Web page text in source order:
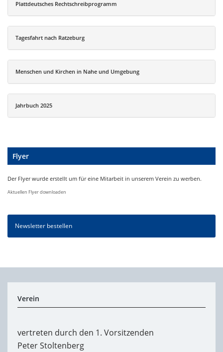
Plattdeutsches Rechtschreibprogramm
Tagesfahrt nach Ratzeburg
Menschen und Kirchen in Nahe und Umgebung
Jahrbuch 2025
Flyer
Der Flyer wurde erstellt um für eine Mitarbeit in unserem Verein zu werben.
Aktuellen Flyer downloaden
Newsletter bestellen
Verein
vertreten durch den 1. Vorsitzenden
Peter Stoltenberg